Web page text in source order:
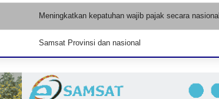
Meningkatkan kepatuhan wajib pajak secara nasional
Samsat Provinsi dan nasional